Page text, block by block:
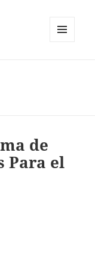
de
Para el